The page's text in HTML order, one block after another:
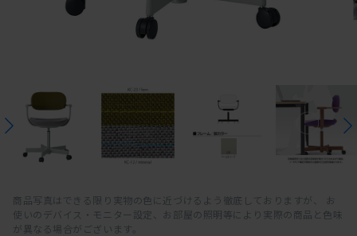
商品写真はできる限り実物の色に近づけるよう徹底しておりますが、 お
使いのデバイス・モニター設定、お部屋の照明等により実際の商品と色味
が異なる場合がございます。